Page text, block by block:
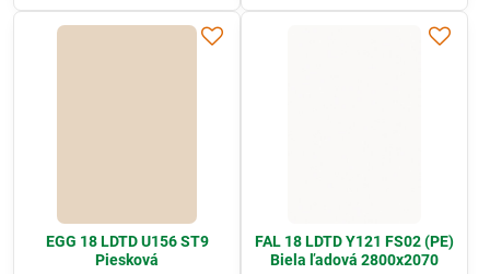
EGG 18 LDTD U156 ST9
Piesková
FAL 18 LDTD Y121 FS02 (PE)
Biela ľadová 2800x2070